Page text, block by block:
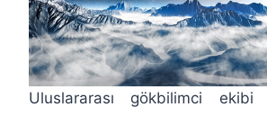
Uluslararası gökbilimci ekibi